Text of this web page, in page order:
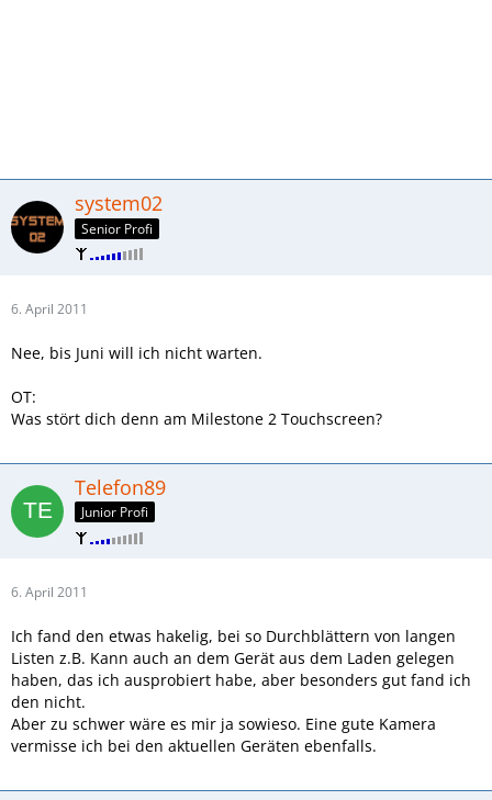
system02
Senior Profi
6. April 2011
Nee, bis Juni will ich nicht warten.
OT:
Was stört dich denn am Milestone 2 Touchscreen?
Telefon89
Junior Profi
6. April 2011
Ich fand den etwas hakelig, bei so Durchblättern von langen
Listen z.B. Kann auch an dem Gerät aus dem Laden gelegen
haben, das ich ausprobiert habe, aber besonders gut fand ich
den nicht.
Aber zu schwer wäre es mir ja sowieso. Eine gute Kamera
vermisse ich bei den aktuellen Geräten ebenfalls.